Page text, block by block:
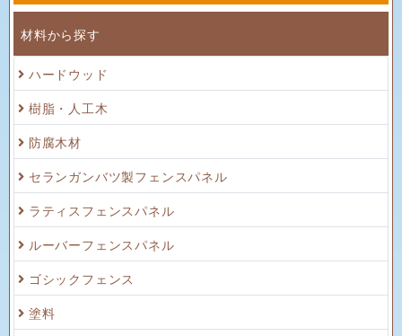
材料から探す
ハードウッド
樹脂・人工木
防腐木材
セランガンバツ製フェンスパネル
ラティスフェンスパネル
ルーバーフェンスパネル
ゴシックフェンス
塗料